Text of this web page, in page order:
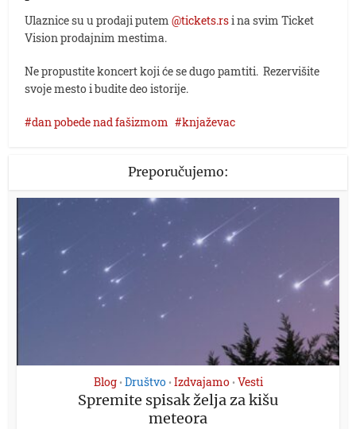
Ulaznice su u prodaji putem@tickets.rsi na svim Ticket
Vision prodajnim mestima.
Ne propustite koncert koji će se dugo pamtiti. Rezervišite
svoje mesto i budite deo istorije.
dan pobede nad fašizmom knjaževac
Preporučujemo:
Blog • Društvo • Izdvajamo • Vesti
Spremite spisak želja za kišu
meteora